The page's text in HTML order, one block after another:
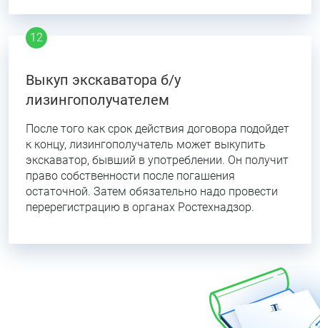
Выкуп экскаватора б/у
лизингополучателем
После того как срок действия договора подойдет
к концу, лизингополучатель может выкупить
экскаватор, бывший в употреблении. Он получит
право собственности после погашения
остаточной. Затем обязательно надо провести
перерегистрацию в органах Ростехнадзор.